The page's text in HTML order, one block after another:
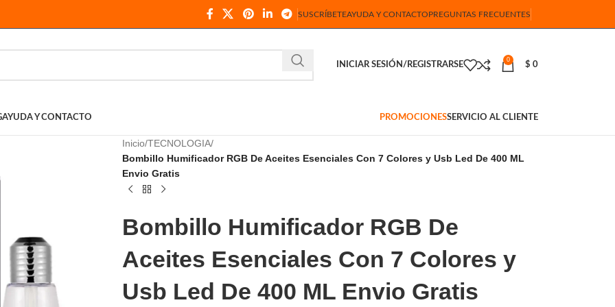
SUSCRÍBETEAYUDA Y CONTACTOPREGUNTAS FRECUENTES
INICIAR SESIÓN/REGISTRARSE
0
$ 0
AYUDA Y CONTACTO PROMOCIONESSERVICIO AL CLIENTE
Inicio TECNOLOGIA
Bombillo Humificador RGB De Aceites Esenciales Con 7 Colores y Usb Led De 400 ML
Envio Gratis
Bombillo Humificador RGB De
Aceites Esenciales Con 7 Colores y
Usb Led De 400 ML Envio Gratis